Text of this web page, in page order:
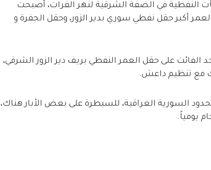
النفطية في الضفة الشرقية لنهر الفرات، أصبحت
أكبر حقل نفطي سوري بدير الزور، وحقل الجفرة و
الفائت على حقل العمر النفطي بريف دير الزور الشرقي،
مع تنظيم داعش.
السورية العراقية، للسيطرة على بعض الأبار هناك،